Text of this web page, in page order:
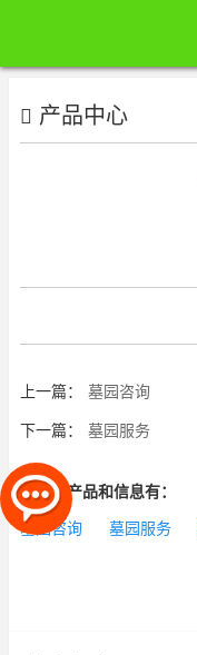
产品中心
上一篇： 墓园咨询
下一篇： 墓园服务
相关的产品和信息有：
墓园咨询 墓园服务